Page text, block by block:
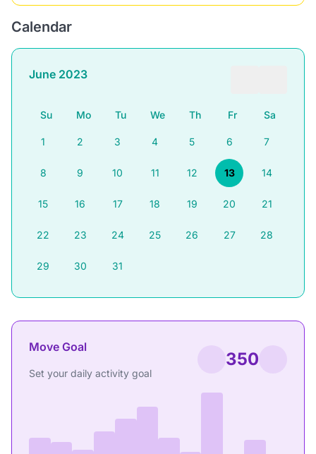
Calendar
June 2023
Su Mo Tu We Th Fr Sa
1 2 3 4 5 6 7
8 9 10 11 12 13 14
15 16 17 18 19 20 21
22 23 24 25 26 27 28
29 30 31
Move Goal
Set your daily activity goal
350